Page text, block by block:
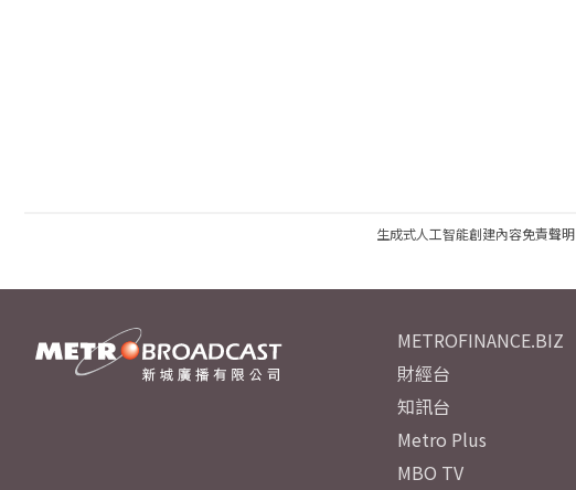
生成式人工智能創建內容免責聲明
METROFINANCE.BIZ
財經台
知訊台
Metro Plus
MBO TV